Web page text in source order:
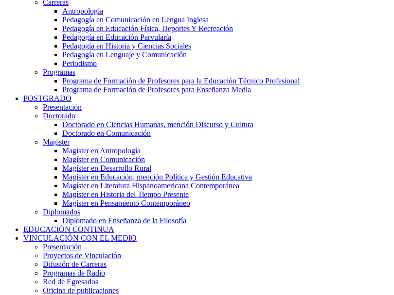
Carreras
Antropología
Pedagogía en Comunicación en Lengua Inglesa
Pedagogía en Educación Física, Deportes Y Recreación
Pedagogía en Educación Parvularía
Pedagogía en Historia y Ciencias Sociales
Pedagogía en Lenguaje y Comunicación
Periodismo
Programas
Programa de Formación de Profesores para la Educación Técnico Profesional
Programa de Formación de Profesores para Enseñanza Media
POSTGRADO
Presentación
Doctorado
Doctorado en Ciencias Humanas, mención Discurso y Cultura
Doctorado en Comunicación
Magíster
Magíster en Antropología
Magíster en Comunicación
Magíster en Desarrollo Rural
Magíster en Educación, mención Política y Gestión Educativa
Magíster en Literatura Hispanoamericana Contemporánea
Magíster en Historia del Tiempo Presente
Magíster en Pensamiento Contemporáneo
Diplomados
Diplomado en Enseñanza de la Filosofía
EDUCACIÓN CONTINUA
VINCULACIÓN CON EL MEDIO
Presentación
Proyectos de Vinculación
Difusión de Carreras
Programas de Radio
Red de Egresados
Oficina de publicaciones